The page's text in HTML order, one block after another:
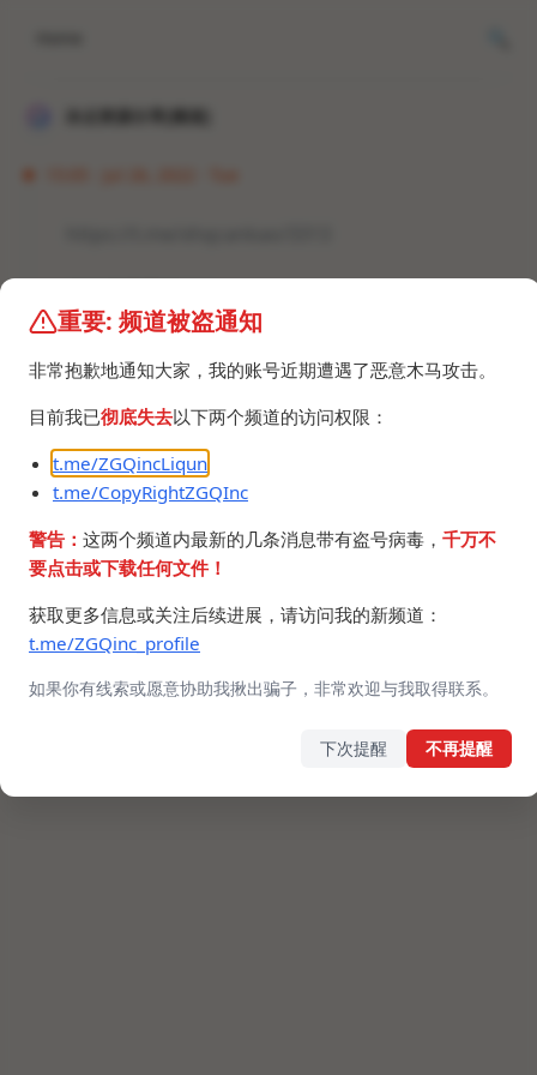
©2024 ZGQ Inc.All rights reserved.
重要: 频道被盗通知
非常抱歉地通知大家，我的账号近期遭遇了恶意木马攻击。
目前我已彻底失去以下两个频道的访问权限：
t.me/ZGQincLiqun
t.me/CopyRightZGQInc
警告： 这两个频道内最新的几条消息带有盗号病毒， 千万不
要点击或下载任何文件！
获取更多信息或关注后续进展，请访问我的新频道：
t.me/ZGQinc_profile
如果你有线索或愿意协助我揪出骗子，非常欢迎与我取得联系。
下次提醒 不再提醒